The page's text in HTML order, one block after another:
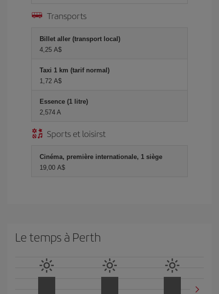
Transports
Billet aller (transport local)
4,25 A$
Taxi 1 km (tarif normal)
1,72 A$
Essence (1 litre)
2,574 A
Sports et loisirst
Cinéma, première internationale, 1 siège
19,00 A$
Le temps à Perth